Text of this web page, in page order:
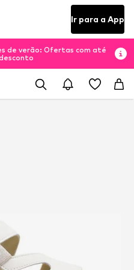
Ir para a App
de verão: Ofertas com até